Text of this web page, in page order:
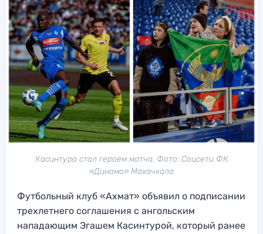
Касинтура стал героем матча. Фото: Соцсети ФК
«Динамо» Махачкала
Футбольный клуб «Ахмат» объявил о подписании
трехлетнего соглашения с ангольским
нападающим Эгашем Касинтурой, который ранее